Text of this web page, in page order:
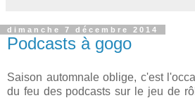
dimanche 7 décembre 2014
Podcasts à gogo
Saison automnale oblige, c'est
du feu des podcasts sur le jeu de